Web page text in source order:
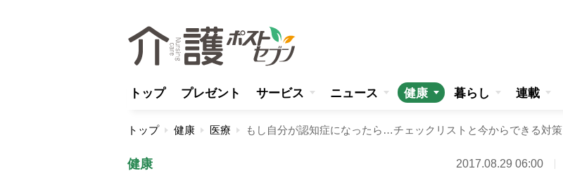
トップ プレゼント サービス ニュース 健康 暮らし 連載
トップ 健康 医療 もし自分が認知症になったら…チェックリストと今からできる対策
健康 2017.08.29 06:00